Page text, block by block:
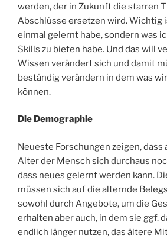
werden, der in Zukunft die starren
Abschlüsse ersetzen wird. Wichtig
einmal gelernt habe, sondern was
Skills zu bieten habe. Und das will
Wissen verändert sich und damit
beständig verändern in dem was
können.
Die Demographie
Neueste Forschungen zeigen, dass
Alter der Mensch sich durchaus
dass neues gelernt werden kann.
müssen sich auf die alternde
sowohl durch Angebote, um die
erhalten aber auch, in dem sie ggf.
endlich länger nutzen, das ältere